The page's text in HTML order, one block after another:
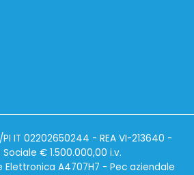
PI IT 02202650244 - REA VI-213640 -
€ 1.500.000,00 i.v.
A4707H7 - Pec aziendale